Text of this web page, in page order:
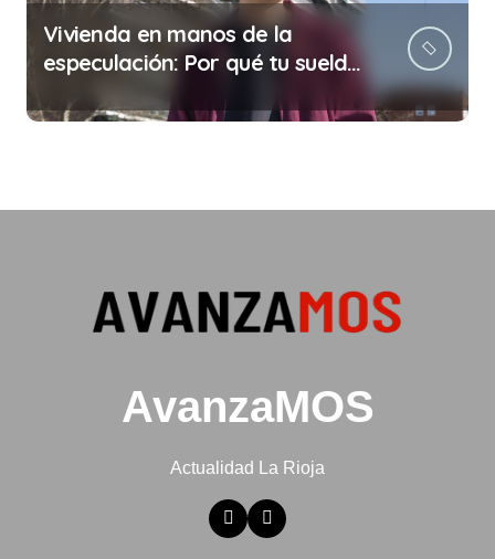
Vivienda en manos de la
especulación: Por qué tu sueldo
AvanzaMOS
Actualidad La Rioja